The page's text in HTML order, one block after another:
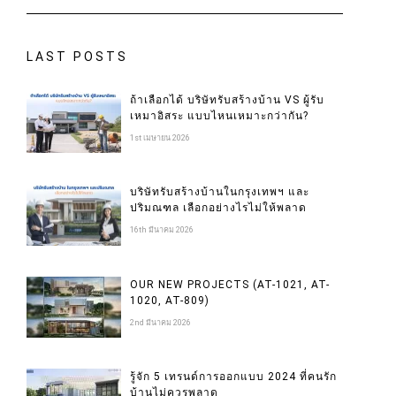
LAST POSTS
ถ้าเลือกได้ บริษัทรับสร้างบ้าน VS ผู้รับ
เหมาอิสระ แบบไหนเหมาะกว่ากัน?
1st เมษายน 2026
บริษัทรับสร้างบ้านในกรุงเทพฯ และ
ปริมณฑล เลือกอย่างไรไม่ให้พลาด
16th มีนาคม 2026
OUR NEW PROJECTS (AT-1021, AT-
1020, AT-809)
2nd มีนาคม 2026
รู้จัก 5 เทรนด์การออกแบบ 2024 ที่คนรัก
บ้านไม่ควรพลาด